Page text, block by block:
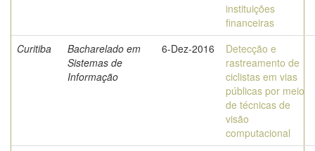
instituições
financeiras
Curitiba
Bacharelado em
Sistemas de
Informação
6-Dez-2016
Detecção e
rastreamento de
ciclistas em vias
públicas por meio
de técnicas de
visão
computacional